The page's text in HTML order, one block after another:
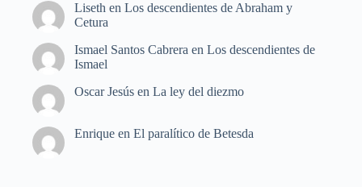
Liseth en Los descendientes de Abraham y
Cetura
Ismael Santos Cabrera en Los descendientes de
Ismael
Oscar Jesús en La ley del diezmo
Enrique en El paralítico de Betesda